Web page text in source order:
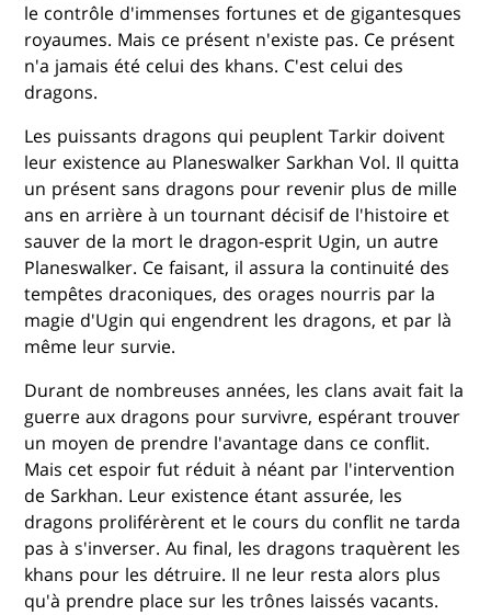
le contrôle d'immenses fortunes et de gigantesques
royaumes. Mais ce présent n'existe pas. Ce présent
n'a jamais été celui des khans. C'est celui des
dragons.
Les puissants dragons qui peuplent Tarkir doivent
leur existence au Planeswalker Sarkhan Vol. Il quitta
un présent sans dragons pour revenir plus de mille
ans en arrière à un tournant décisif de l'histoire et
sauver de la mort le dragon-esprit Ugin, un autre
Planeswalker. Ce faisant, il assura la continuité des
tempêtes draconiques, des orages nourris par la
magie d'Ugin qui engendrent les dragons, et par là
même leur survie.
Durant de nombreuses années, les clans avait fait la
guerre aux dragons pour survivre, espérant trouver
un moyen de prendre l'avantage dans ce conflit.
Mais cet espoir fut réduit à néant par l'intervention
de Sarkhan. Leur existence étant assurée, les
dragons proliférèrent et le cours du conflit ne tarda
pas à s'inverser. Au final, les dragons traquèrent les
khans pour les détruire. Il ne leur resta alors plus
qu'à prendre place sur les trônes laissés vacants.